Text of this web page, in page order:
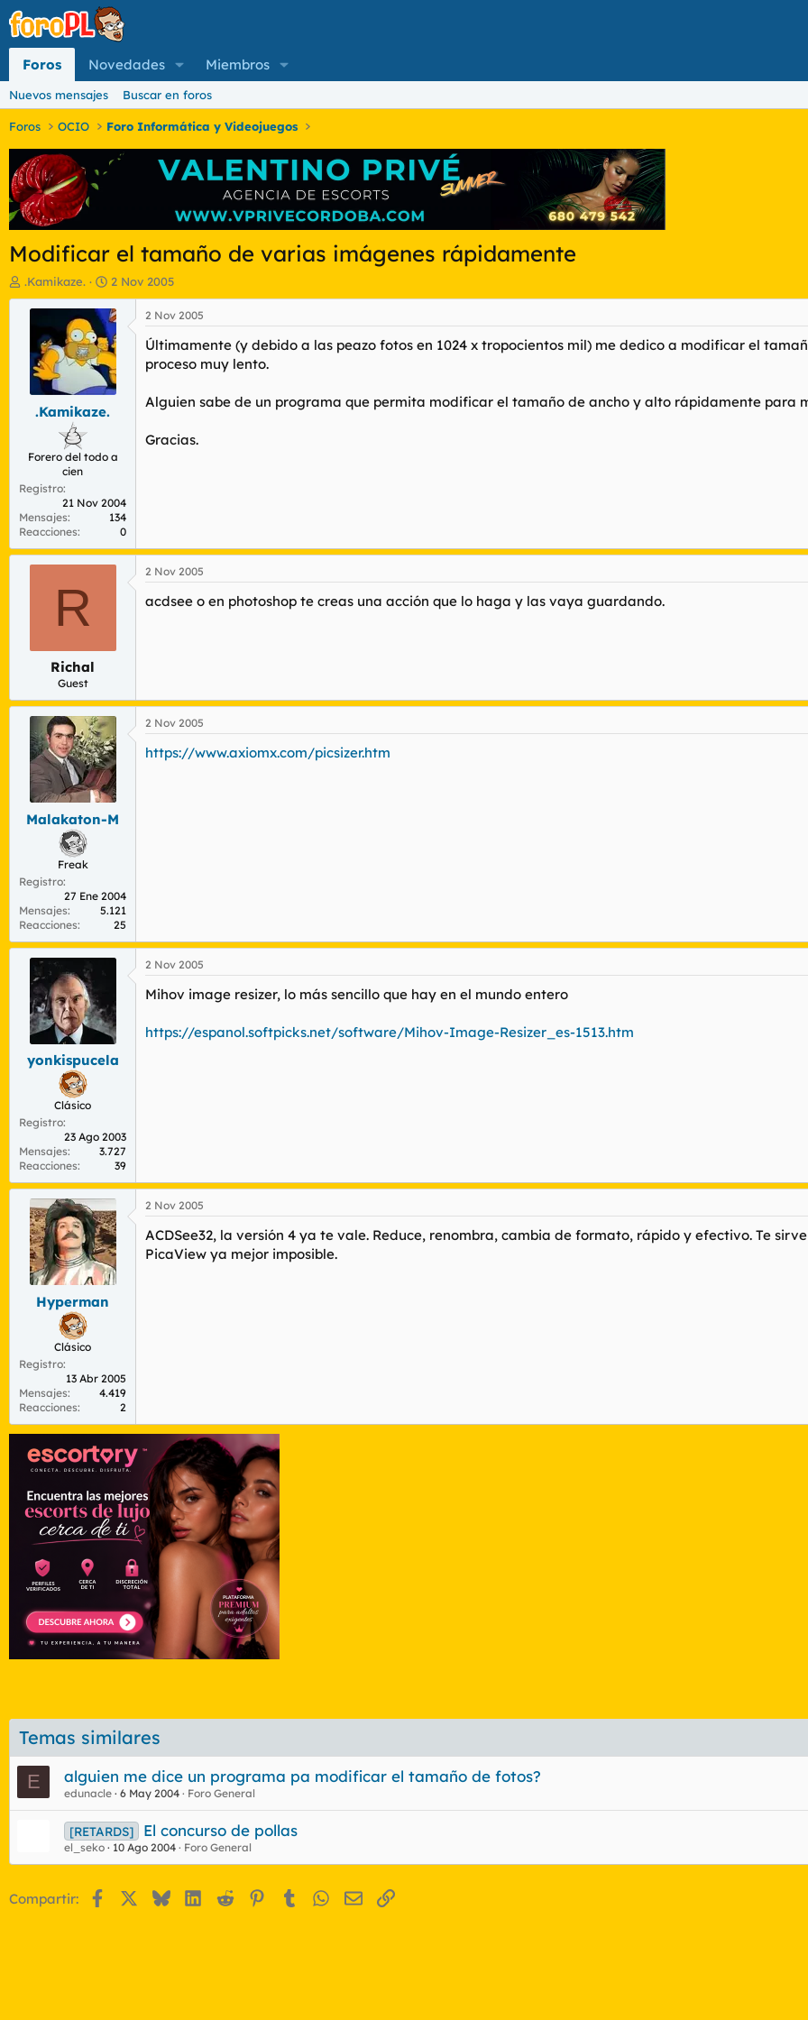
Foros Novedades Miembros
Nuevos mensajes Buscar en foros
Foros OCIO Foro Informática y Videojuegos
Modificar el tamaño de varias imágenes rápidamente
I
n
a
d
o
e
a
.Kamikaze.
F
e
c
h
a
d
e
i
i
2 Nov 2005
.Kamikaze.
Forero del todo a
cien
Registro
21 Nov 2004
Mensajes
134
Reacciones
0
2 Nov 2005
Últimamente (y debido a las peazo fotos en 1024 x tropocientos mil) me dedico a modificar el
proceso muy lento.
Alguien sabe de un programa que permita modificar el tamaño de ancho y alto rápidamente para
Gracias.
R
Richal
Guest
2 Nov 2005
acdsee o en photoshop te creas una acción que lo haga y las vaya guardando.
Malakaton-M
Freak
Registro
27 Ene 2004
Mensajes
5.121
Reacciones
25
2 Nov 2005
https://www.axiomx.com/picsizer.htm
yonkispucela
Clásico
Registro
23 Ago 2003
Mensajes
3.727
Reacciones
39
2 Nov 2005
Mihov image resizer, lo más sencillo que hay en el mundo entero
https://espanol.softpicks.net/software/Mihov-Image-Resizer_es-1513.htm
Hyperman
Clásico
Registro
13 Abr 2005
Mensajes
4.419
Reacciones
2
2 Nov 2005
ACDSee32, la versión 4 ya te vale. Reduce, renombra, cambia de formato, rápido y efectivo. Te
PicaView ya mejor imposible.
Temas similares
E
alguien me dice un programa pa modificar el tamaño de fotos?
edunacle 6 May 2004 Foro General
[RETARDS] El concurso de pollas
el_seko 10 Ago 2004 Foro General
Compartir: FacebookBlueskyLinkedIn
Reddit Pinterest
Tumblr WhatsApp
EmailEnlace